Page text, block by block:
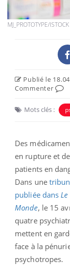
MJ_PROTOTYPE/ISTOCK
Publié le
Commenter
Mots clés :
Des
en rupture et
patients en
Dans une
publiée dans Le
Monde, le 15
quatre
mettent en
face à la
psychotropes.